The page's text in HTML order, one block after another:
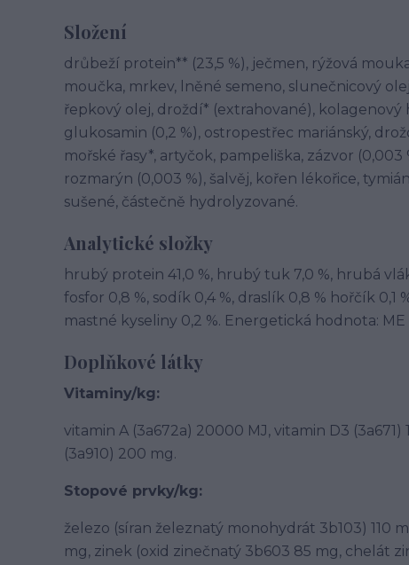
Složení
drůbeží protein** (23,5 %), ječmen, rýžová
moučka, mrkev, lněné semeno, slunečnicový
řepkový olej, droždí* (extrahované), kolagenový
glukosamin (0,2 %), ostropestřec mariánský,
mořské řasy*, artyčok, pampeliška, zázvor
rozmarýn (0,003 %), šalvěj, kořen lékořice,
sušené, částečně hydrolyzované.
Analytické složky
hrubý protein 41,0 %, hrubý tuk 7,0 %, hrubá
fosfor 0,8 %, sodík 0,4 %, draslík 0,8 % hořčík 0,1
mastné kyseliny 0,2 %. Energetická hodnota: ME
Doplňkové látky
Vitaminy/kg:
vitamin A (3a672a) 20000 MJ, vitamin D3
(3a910) 200 mg.
Stopové prvky/kg:
železo (síran železnatý monohydrát 3b103) 110
mg, zinek (oxid zinečnatý 3b603 85 mg, chelát